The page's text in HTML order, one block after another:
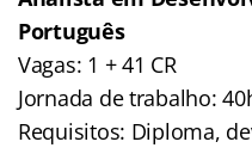
Português
Vagas: 1 + 41 CR
Jornada de trabalho:
Requisitos: Diploma,